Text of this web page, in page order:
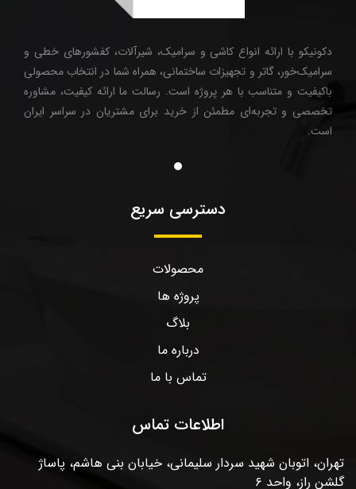
دکونیکو با ارائه انواع کاشی و سرامیک، شیرآلات، کفشورهای خطی و
سرامیک‌خور، گاتر و تجهیزات ساختمانی، همراه شما در انتخاب محصولی
باکیفیت و متناسب با هر پروژه است. رسالت ما ارائه کیفیت، مشاوره
تخصصی و تجربه‌ای مطمئن از خرید برای مشتریان در سراسر ایران
است.
دسترسی سریع
محصولات
پروژه ها
بلاگ
درباره ما
تماس با ما
اطلاعات تماس
تهران، اتوبان شهید سردار سلیمانی، خیابان بنی هاشم، پاساژ
گلشن راز، واحد ۶